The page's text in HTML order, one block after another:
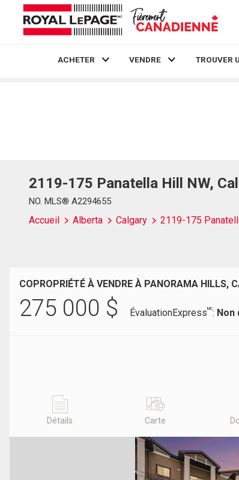
ACHETER VENDRE TROUVER
2119-175 Panatella Hill NW,
NO. MLS® A2294655
Accueil Alberta Calgary 2119-175
COPROPRIÉTÉ À VENDRE À PANORAMA HILLS,
275 000 $ ÉvaluationExpressMC: Non
Détails Carte